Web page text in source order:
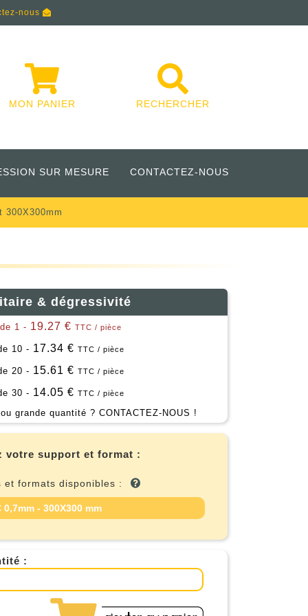
nous
MON PANIER RECHERCHER
SUR MESURE CONTACTEZ-NOUS
& dégressivité
1 - 19.27 € TTC / pièce
10 - 17.34 € TTC / pièce
20 - 15.61 € TTC / pièce
30 - 14.05 € TTC / pièce
grande quantité ? CONTACTEZ-NOUS !
votre support et format :
et formats disponibles :
0,7mm - 300X300 mm
: